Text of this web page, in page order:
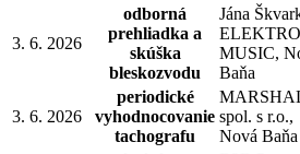
3. 6. 2026
odborná
prehliadka a
skúška
bleskozvodu
Jána
MUSIC,
Baňa
3. 6. 2026
periodické
vyhodnocovanie
tachografu
spol. s r.o.,
Nová Baňa